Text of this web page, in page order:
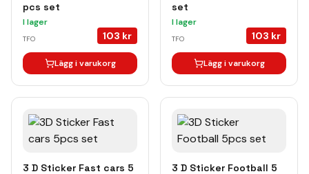
pcs set
I lager
TFO 103 kr
Lägg i varukorg
set
I lager
TFO 103 kr
Lägg i varukorg
3 D Sticker Fast cars 5
3 D Sticker Football 5